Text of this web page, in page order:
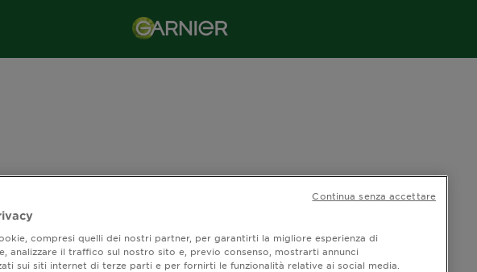
compresi quelli dei nostri partner, per garantirti la migliore esperienza di
analizzare il traffico sul nostro sito e, previo consenso, mostrarti annunci
sui siti internet di terze parti e per fornirti le funzionalità relative ai social media.
Continua senza accettare